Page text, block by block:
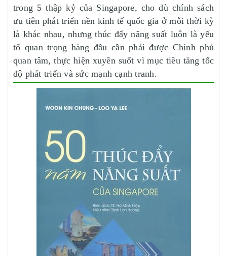
trong 5 thập kỷ của Singapore, cho dù chính sách
ưu tiên phát triển nền kinh tế quốc gia ở mỗi thời kỳ
là khác nhau, nhưng thúc đẩy năng suất luôn là yếu
tố quan trọng hàng đầu cần phải được Chính phủ
quan tâm, thực hiện xuyên suốt vì mục tiêu tăng tốc
độ phát triển và sức mạnh cạnh tranh.